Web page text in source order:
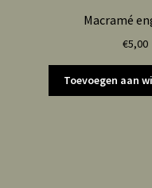
Macramé
€5,00
Toevoegen aan